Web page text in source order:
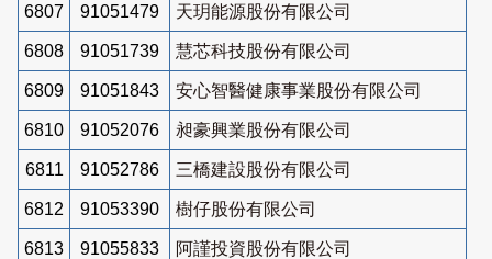
6807 91051479 天玥能源股份有限公司
6808 91051739 慧芯科技股份有限公司
6809 91051843 安心智醫健康事業股份有限公司
6810 91052076 昶豪興業股份有限公司
6811 91052786 三橋建設股份有限公司
6812 91053390 樹仔股份有限公司
6813 91055833 阿謹投資股份有限公司